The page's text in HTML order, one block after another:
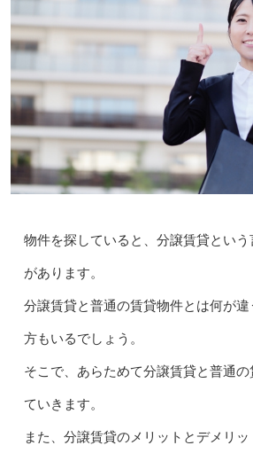
物件を探していると、分譲賃貸とい
があります。
分譲賃貸と普通の賃貸物件とは何が
方もいるでしょう。
そこで、あらためて分譲賃貸と普通
ていきます。
また、分譲賃貸のメリットとデメリッ